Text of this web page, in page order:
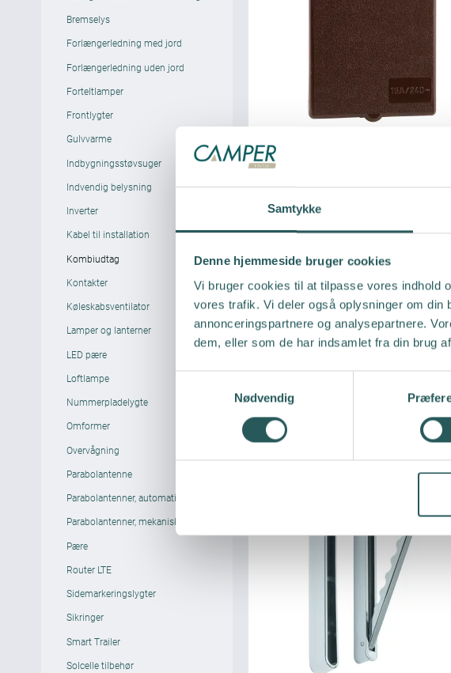
Samtykke
Denne hjemmeside bruger cookies
Vi bruger cookies til at tilpasse vores indhold
vores trafik. Vi deler også oplysninger om din
annonceringspartnere og analysepartnere.
dem, eller som de har indsamlet fra din brug
k
v
Nødvendig
Bremselys
Forlængerledning med jord
Forlængerledning uden jord
Forteltlamper
Frontlygter
Gulvvarme
Indbygningsstøvsuger
Indvendig belysning
Inverter
Kabel til installation
Kombiudtag
Kontakter
Køleskabsventilator
Lamper og lanterner
LED pære
Loftlampe
Nummerpladelygte
Omformer
Overvågning
Parabolantenne
Parabolantenner, automatisk
Parabolantenner, mekanisk
Pære
Router LTE
Sidemarkeringslygter
Sikringer
Smart Trailer
Solcelle tilbehør